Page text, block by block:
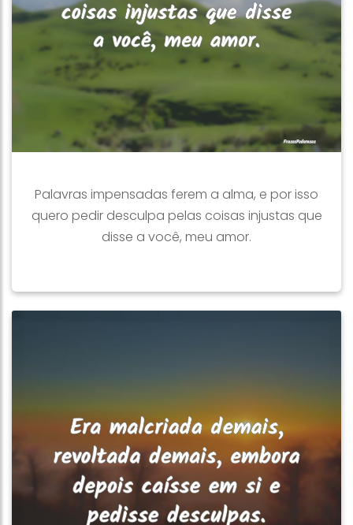
Palavras impensadas ferem a alma, e por isso
quero pedir desculpa pelas coisas injustas que
disse a você, meu amor.